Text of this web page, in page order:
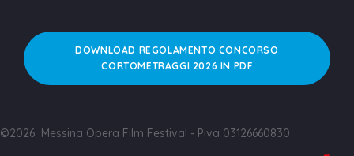
DOWNLOAD REGOLAMENTO CONCORSO
CORTOMETRAGGI 2026 IN PDF
©2026 Messina Opera Film Festival - Piva 03126660830